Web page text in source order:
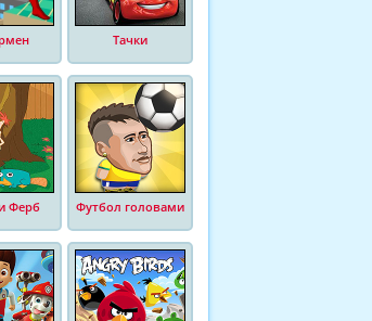
Тачки
Ферб Футбол головами